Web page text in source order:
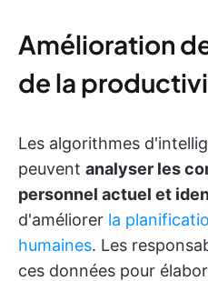
Amélioration
de la
Les algorithmes
peuvent analyser les
personnel actuel et
d'améliorer la
humaines. Les
ces données pour